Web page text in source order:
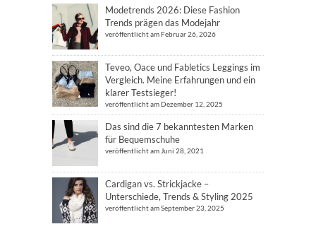
Modetrends 2026: Diese Fashion
Trends prägen das Modejahr
veröffentlicht am Februar 26, 2026
Teveo, Oace und Fabletics Leggings im
Vergleich. Meine Erfahrungen und ein
klarer Testsieger!
veröffentlicht am Dezember 12, 2025
Das sind die 7 bekanntesten Marken
für Bequemschuhe
veröffentlicht am Juni 28, 2021
Cardigan vs. Strickjacke –
Unterschiede, Trends & Styling 2025
veröffentlicht am September 23, 2025